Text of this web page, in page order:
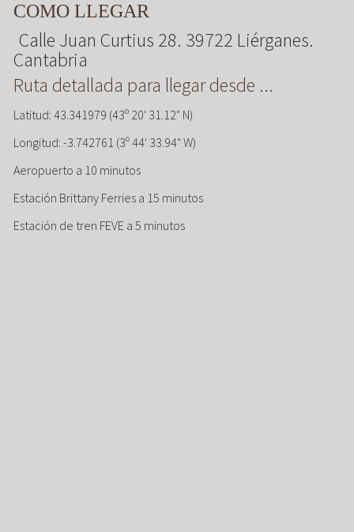
COMO LLEGAR
Calle Juan Curtius 28. 39722 Liérganes.
Cantabria
Ruta detallada para llegar desde ...
Latitud: 43.341979 (43º 20' 31.12" N)
Longitud: -3.742761 (3º 44' 33.94" W)
Aeropuerto a 10 minutos
Estación Brittany Ferries a 15 minutos
Estación de tren FEVE a 5 minutos